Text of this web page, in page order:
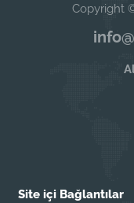
Copyright ©
Site içi Bağlantılar